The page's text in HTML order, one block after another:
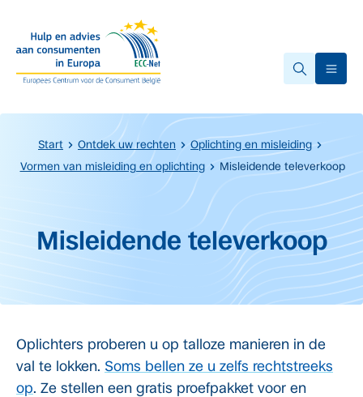
Start Ontdek uw rechten
Oplichting en misleiding
Vormen van misleiding en oplichting
Misleidende televerkoop
Start van de hoofdinhoud
Misleidende televerkoop
Oplichters proberen u op talloze manieren in de
val te lokken. Soms bellen ze u zelfs rechtstreeks
op. Ze stellen een gratis proefpakket voor en